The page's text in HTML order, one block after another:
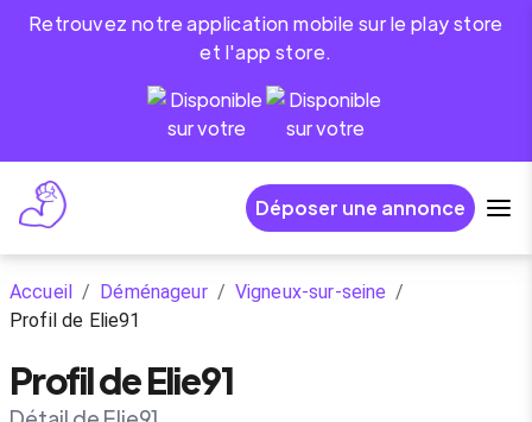
Retrouvez notre application mobile sur le play store
et l'app store.
Déposer une annonce
Accueil / Déménageur / Vigneux-sur-seine /
Profil de Elie91
Profil de Elie91